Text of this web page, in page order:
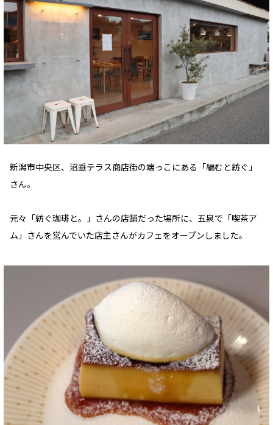
新潟市中央区、沼垂テラス商店街の端っこにある「編むと紡ぐ」
さん。
元々「紡ぐ珈琲と。」さんの店舗だった場所に、五泉で「喫茶ア
ム」さんを営んでいた店主さんがカフェをオープンしました。